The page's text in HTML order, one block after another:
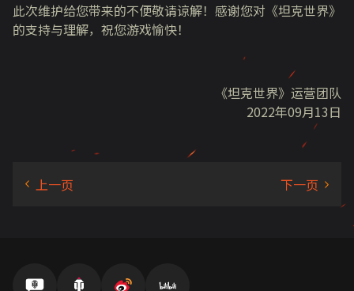
此次维护给您带来的不便敬请谅解！感谢您对《坦克世界》
的支持与理解，祝您游戏愉快！
《坦克世界》运营团队
2022年09月13日